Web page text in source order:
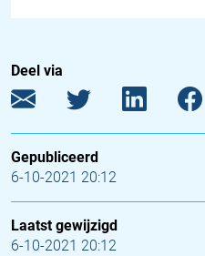
Deel via
Gepubliceerd
6-10-2021 20:12
Laatst gewijzigd
6-10-2021 20:12